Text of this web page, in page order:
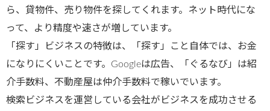
ら、貸物件、売り物件を探してくれます。ネット時代にな
って、より精度や速さが増しています。
「探す」ビジネスの特徴は、「探す」こと自体では、お金
になりにくいことです。Googleは広告、「ぐるなび」は紹
介手数料、不動産屋は仲介手数料で稼いでいます。
検索ビジネスを運営している会社がビジネスを成功させる